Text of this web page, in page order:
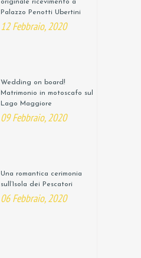
originale ricevimento a
Palazzo Penotti Ubertini
12 Febbraio, 2020
Wedding on board!
Matrimonio in motoscafo sul
Lago Maggiore
09 Febbraio, 2020
Una romantica cerimonia
sull’Isola dei Pescatori
06 Febbraio, 2020